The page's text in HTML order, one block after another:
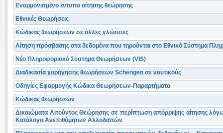
Εναρμονισμένο έντυπο αίτησης θεώρησης
Εθνικές Θεωρήσεις
Κώδικας θεωρήσεων σε άλλες γλώσσες
Αίτηση πρόσβασης στα δεδομένα που τηρούνται στο Εθνικό Σύστημα
Νέο Πληροφοριακό Σύστημα Θεωρήσεων (VIS)
Διαδικασία χορήγησης θεωρήσεων Schengen σε ναυτικούς
Οδηγίες Εφαρμογής Κώδικα Θεωρήσεων-Παραρτήματα
Κώδικας θεωρήσεων
Δικαιώματα Αιτούντος Θεώρησης σε περίπτωση απόρριψης αίτησης
Κατάλογο Ανεπιθύμητων Αλλοδαπών